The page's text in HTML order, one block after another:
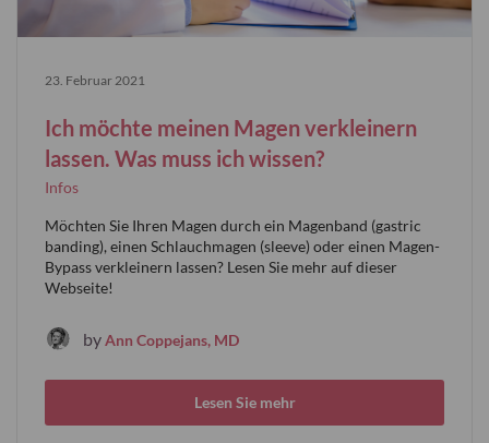
23. Februar 2021
Ich möchte meinen Magen verkleinern
lassen. Was muss ich wissen?
Infos
Möchten Sie Ihren Magen durch ein Magenband (gastric
banding), einen Schlauchmagen (sleeve) oder einen Magen-
Bypass verkleinern lassen? Lesen Sie mehr auf dieser
Webseite!
byAnn Coppejans, MD
Lesen Sie mehr